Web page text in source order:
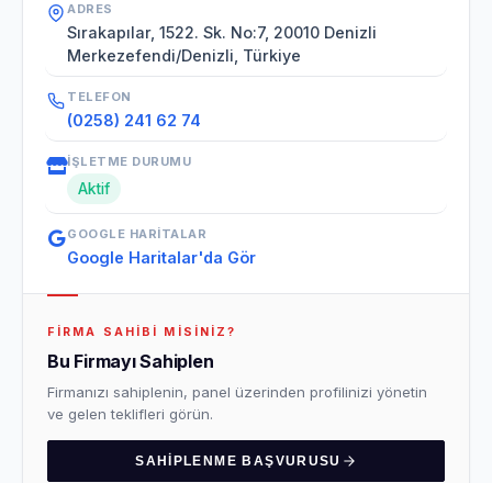
ADRES
Sırakapılar, 1522. Sk. No:7, 20010 Denizli
Merkezefendi/Denizli, Türkiye
TELEFON
(0258) 241 62 74
İŞLETME DURUMU
Aktif
GOOGLE HARITALAR
Google Haritalar'da Gör
FIRMA SAHIBI MISINIZ?
Bu Firmayı Sahiplen
Firmanızı sahiplenin, panel üzerinden profilinizi yönetin
ve gelen teklifleri görün.
SAHIPLENME BAŞVURUSU